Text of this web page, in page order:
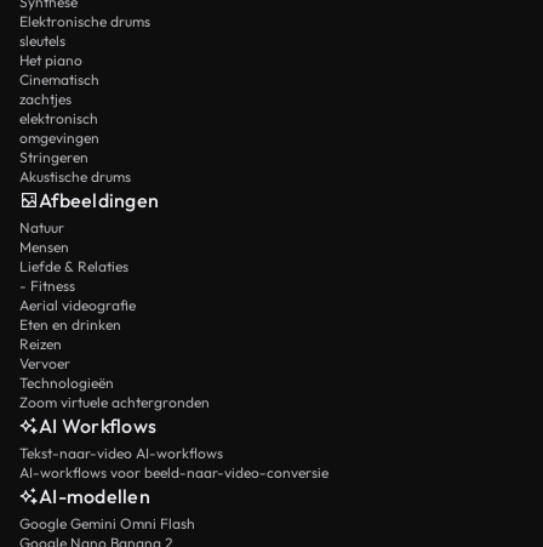
Elektronische drums
sleutels
Het piano
Cinematisch
zachtjes
elektronisch
omgevingen
Stringeren
Akustische drums
Afbeeldingen
Natuur
Mensen
Liefde & Relaties
- Fitness
Aerial videografie
Eten en drinken
Reizen
Vervoer
Technologieën
Zoom virtuele achtergronden
AI Workflows
Tekst-naar-video AI-workflows
AI-workflows voor beeld-naar-video-conversie
AI-modellen
Google Gemini Omni Flash
Google Nano Banana 2